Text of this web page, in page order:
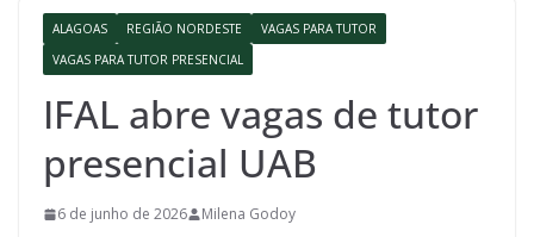
ALAGOAS REGIÃO NORDESTE
VAGAS PARA TUTOR
VAGAS PARA TUTOR PRESENCIAL
IFAL abre vagas de tutor
presencial UAB
6 de junho de 2026 Milena Godoy